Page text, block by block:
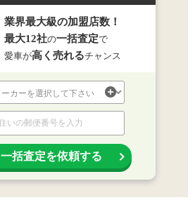
業界最大級の加盟店数！
最大12社の一括査定で
愛車が高く売れるチャンス
一括査定を依頼する